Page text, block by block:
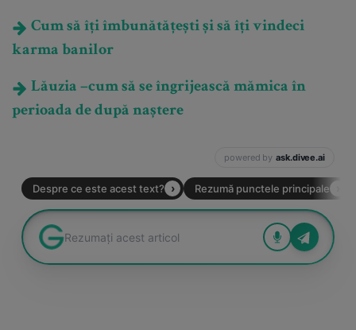
Cum să îți îmbunătățești și să îți vindeci
karma banilor
Lăuzia –cum să se îngrijească mămica în
perioada de după naștere